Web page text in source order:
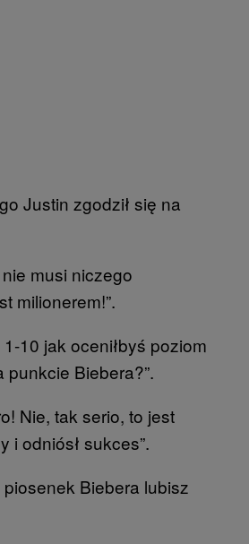
Justin zgodził się na
musi niczego
milionerem!”.
10 jak oceniłbyś poziom
Biebera?”.
Nie, tak serio, to jest
i odniósł sukces”.
piosenek Biebera lubisz